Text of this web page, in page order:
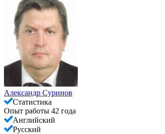
Александр Суринов
Cтатистика
Опыт работы 42 года
Английский
Русский